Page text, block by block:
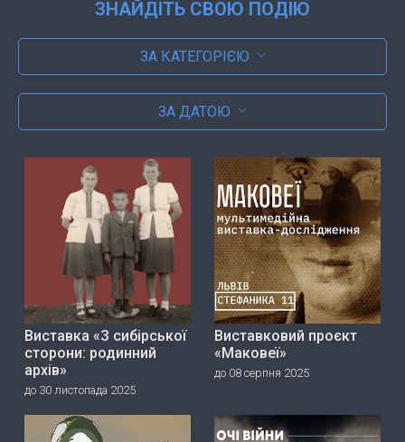
ЗНАЙДІТЬ СВОЮ ПОДІЮ
ЗА КАТЕГОРІЄЮ
ЗА ДАТОЮ
Виставка «З сибірської
сторони: родинний
архів»
до 30 листопада 2025
Виставковий проєкт
«Маковеї»
до 08 серпня 2025